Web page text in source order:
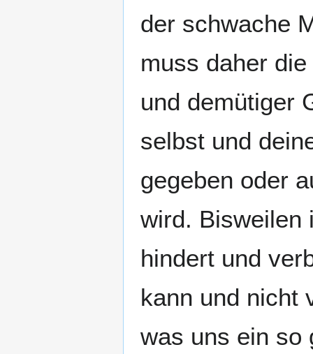
der schwache
muss daher
und demütiger
selbst und
gegeben oder
wird. Bisweilen
hindert und
kann und nicht
was uns ein so